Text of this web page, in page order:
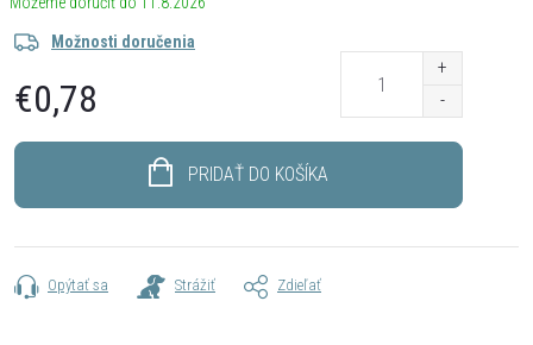
Možnosti doručenia
€0,78
PRIDAŤ DO KOŠÍKA
Opýtať sa Strážiť Zdieľať